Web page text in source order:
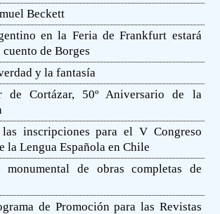
Beckett
en la Feria de Frankfurt estará
de Borges
y la fantasía
de Cortázar, 50º Aniversario de la
las inscripciones para el V Congreso
la Lengua Española en Chile
monumental de obras completas de
de Promoción para las Revistas